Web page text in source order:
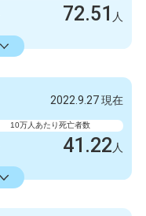
72.51 人
6412
2022.9.27 現在
10万人あたり死亡者数
41.22 人